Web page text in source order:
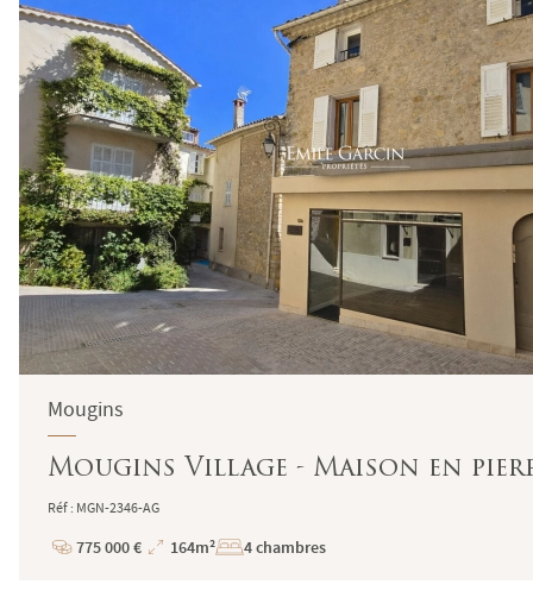
Mougins
Mougins Village - Maison en
Réf : MGN-2346-AG
Prix
775 000 €
Superficie
164m² 4 chambres